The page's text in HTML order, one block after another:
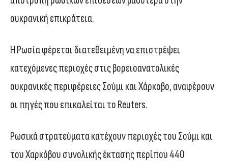
ουκρανική επικράτεια.
Η Ρωσία φέρεται διατεθειμένη να επιστρέψει
κατεχόμενες περιοχές στις βορειοανατολικές
ουκρανικές περιφέρειες Σούμι και Χάρκοβο, αναφέρουν
οι πηγές που επικαλείται το Reuters.
Ρωσικά στρατεύματα κατέχουν περιοχές του Σούμι και
του Χαρκόβου συνολικής έκτασης περίπου 440